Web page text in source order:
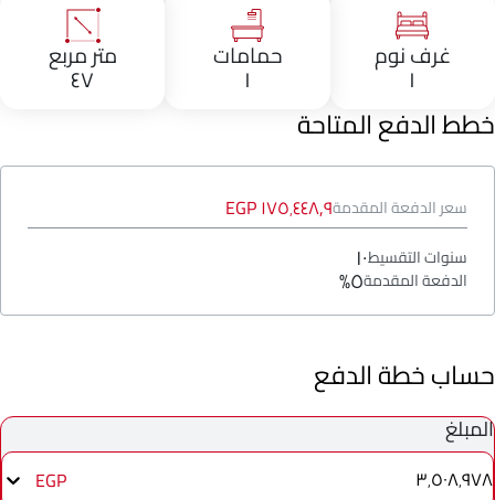
غرف نوم
١
حمامات
١
متر مربع
٤٧
خطط الدفع المتاحة
سعر الدفعة المقدمة١٧٥٬٤٤٨٫٩ EGP
سنوات التقسيط١٠
الدفعة المقدمة٥%
حساب خطة الدفع
المبلغ
٣٬٥٠٨٬٩٧٨ EGP